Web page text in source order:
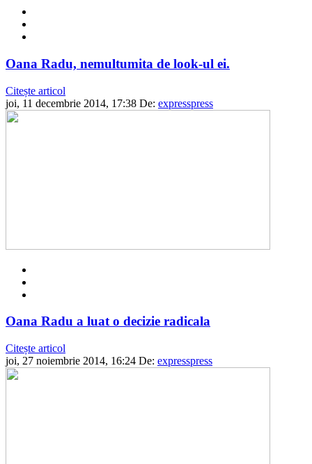
Oana Radu, nemultumita de look-ul ei.
Citește articol
joi, 11 decembrie 2014, 17:38 De: expresspress
Oana Radu a luat o decizie radicala
Citește articol
joi, 27 noiembrie 2014, 16:24 De: expresspress